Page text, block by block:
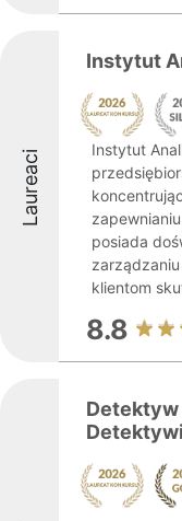
Laureaci
Instytut
Instytut
posiada
klientom
8.8
Detektyw